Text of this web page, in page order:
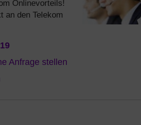
Onlinevorteils!
an den Telekom
Anfrage stellen